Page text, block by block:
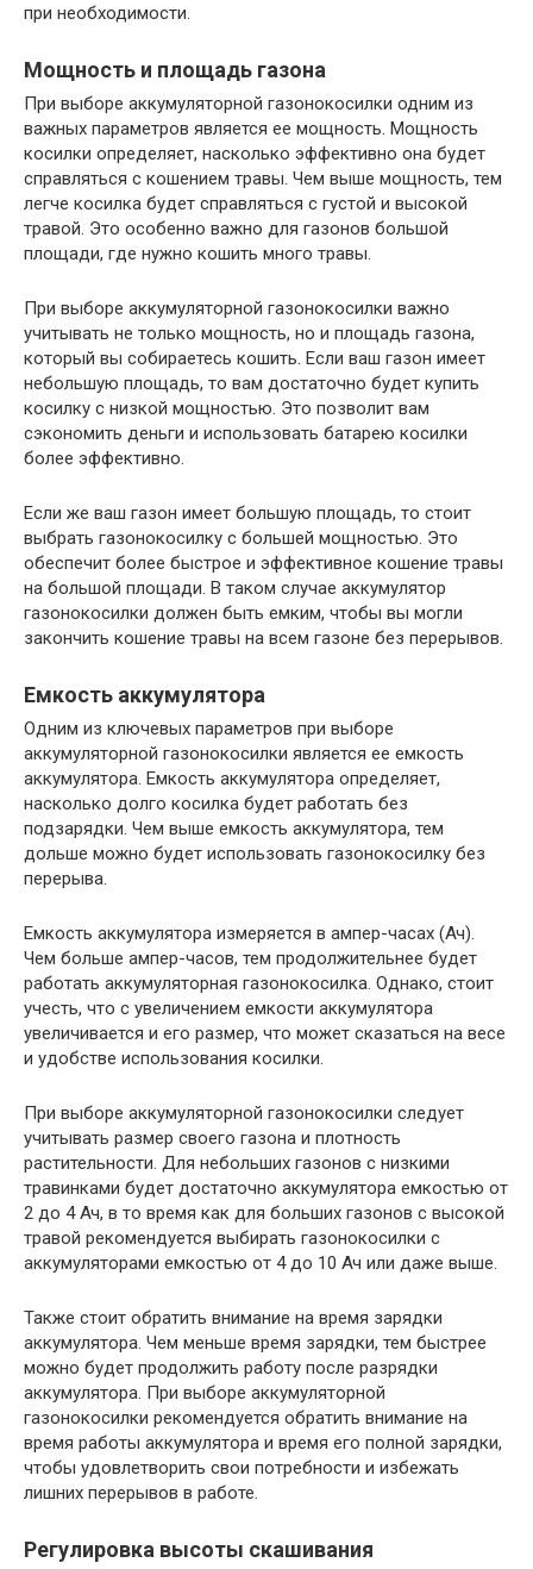
при необходимости.
Мощность и площадь газона
При выборе аккумуляторной газонокосилки одним из
важных параметров является ее мощность. Мощность
косилки определяет, насколько эффективно она будет
справляться с кошением травы. Чем выше мощность, тем
легче косилка будет справляться с густой и высокой
травой. Это особенно важно для газонов большой
площади, где нужно кошить много травы.
При выборе аккумуляторной газонокосилки важно
учитывать не только мощность, но и площадь газона,
который вы собираетесь кошить. Если ваш газон имеет
небольшую площадь, то вам достаточно будет купить
косилку с низкой мощностью. Это позволит вам
сэкономить деньги и использовать батарею косилки
более эффективно.
Если же ваш газон имеет большую площадь, то стоит
выбрать газонокосилку с большей мощностью. Это
обеспечит более быстрое и эффективное кошение травы
на большой площади. В таком случае аккумулятор
газонокосилки должен быть емким, чтобы вы могли
закончить кошение травы на всем газоне без перерывов.
Емкость аккумулятора
Одним из ключевых параметров при выборе
аккумуляторной газонокосилки является ее емкость
аккумулятора. Емкость аккумулятора определяет,
насколько долго косилка будет работать без
подзарядки. Чем выше емкость аккумулятора, тем
дольше можно будет использовать газонокосилку без
перерыва.
Емкость аккумулятора измеряется в ампер-часах (Ач).
Чем больше ампер-часов, тем продолжительнее будет
работать аккумуляторная газонокосилка. Однако, стоит
учесть, что с увеличением емкости аккумулятора
увеличивается и его размер, что может сказаться на весе
и удобстве использования косилки.
При выборе аккумуляторной газонокосилки следует
учитывать размер своего газона и плотность
растительности. Для небольших газонов с низкими
травинками будет достаточно аккумулятора емкостью от
2 до 4 Ач, в то время как для больших газонов с высокой
травой рекомендуется выбирать газонокосилки с
аккумуляторами емкостью от 4 до 10 Ач или даже выше.
Также стоит обратить внимание на время зарядки
аккумулятора. Чем меньше время зарядки, тем быстрее
можно будет продолжить работу после разрядки
аккумулятора. При выборе аккумуляторной
газонокосилки рекомендуется обратить внимание на
время работы аккумулятора и время его полной зарядки,
чтобы удовлетворить свои потребности и избежать
лишних перерывов в работе.
Регулировка высоты скашивания